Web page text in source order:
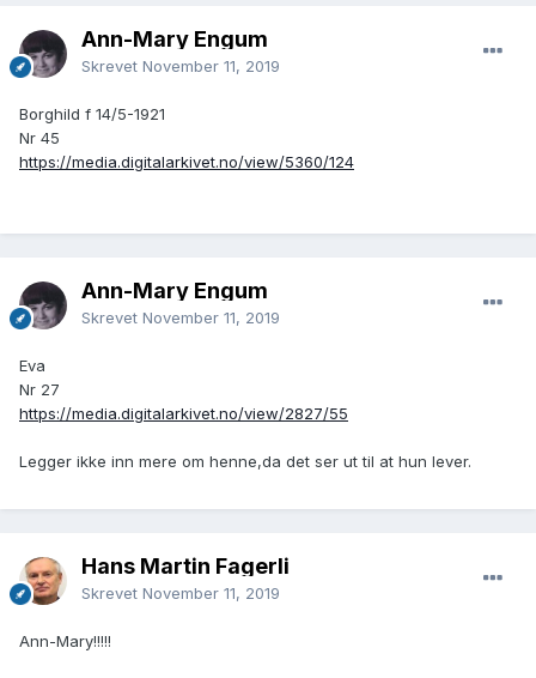
Ann-Mary Engum
Skrevet November 11, 2019
Borghild f 14/5-1921
Nr 45
https://media.digitalarkivet.no/view/5360/124
Ann-Mary Engum
Skrevet November 11, 2019
Eva
Nr 27
https://media.digitalarkivet.no/view/2827/55
Legger ikke inn mere om henne,da det ser ut til at hun lever.
Hans Martin Fagerli
Skrevet November 11, 2019
Ann-Mary!!!!!